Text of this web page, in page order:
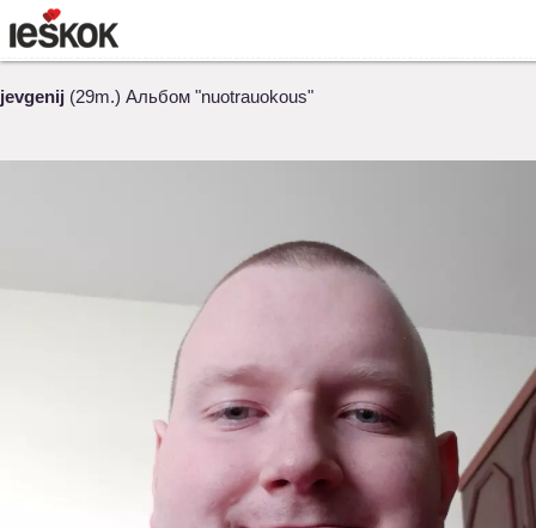
jevgenij (29m.) Альбом "nuotrauokous"